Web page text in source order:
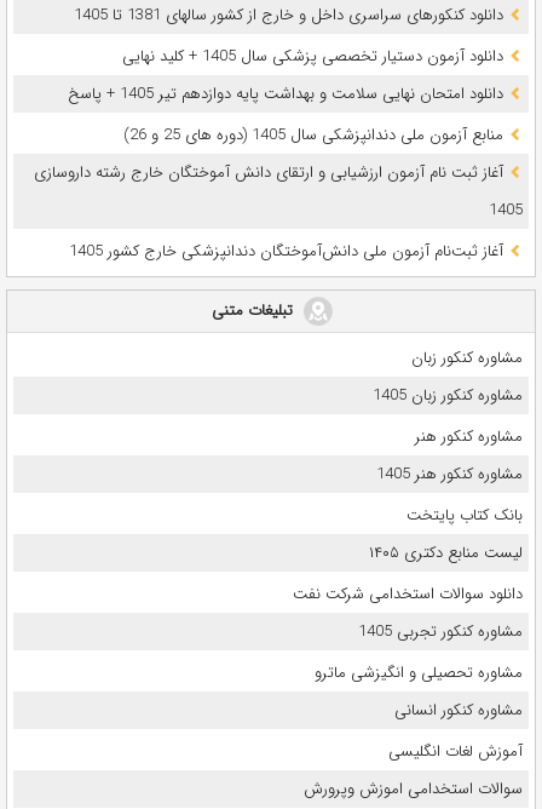
دانلود کنکورهای سراسری داخل و خارج از کشور سالهای 1381 تا 1405
دانلود آزمون دستیار تخصصی پزشکی سال 1405 + کلید نهایی
دانلود امتحان نهایی سلامت و بهداشت پایه دوازدهم تیر 1405 + پاسخ
ﻣﻨﺎﺑﻊ آزﻣﻮن ﻣﻠﯽ دندانپزشکی سال 1405 (دوره های 25 و 26)
آغاز ثبت نام آزمون‌ ارزشیابی و ارتقای دانش آموختگان خارج رشته داروسازی
1405
آغاز ثبت‌نام آزمون ملی دانش‌آموختگان دندانپزشکی خارج کشور 1405
تبلیغات متنی
مشاوره کنکور زبان
مشاوره کنکور زبان 1405
مشاوره کنکور هنر
مشاوره کنکور هنر 1405
بانک کتاب پایتخت
لیست منابع دکتری ۱۴۰۵
دانلود سوالات استخدامی شرکت نفت
مشاوره کنکور تجربی 1405
مشاوره تحصیلی و انگیزشی ماترو
مشاوره کنکور انسانی
آموزش لغات انگلیسی
سوالات استخدامی اموزش وپرورش